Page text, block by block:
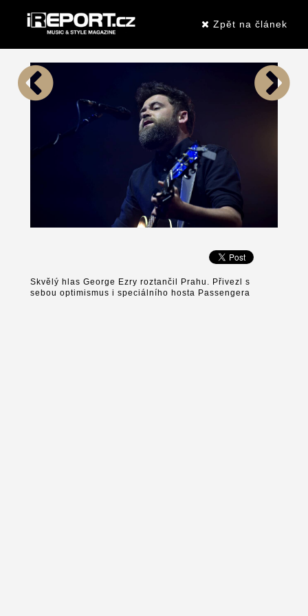
Zpět na článek
Skvělý hlas George Ezry roztančil Prahu. Přivezl s
sebou optimismus i speciálního hosta Passengera